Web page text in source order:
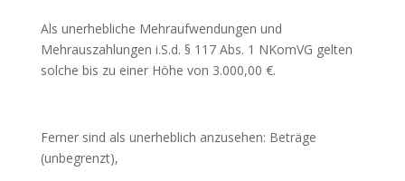
Als unerhebliche Mehraufwendungen und
Mehrauszahlungen i.S.d. § 117 Abs. 1 NKomVG gelten
solche bis zu einer Höhe von 3.000,00 €.
Ferner sind als unerheblich anzusehen: Beträge
(unbegrenzt),